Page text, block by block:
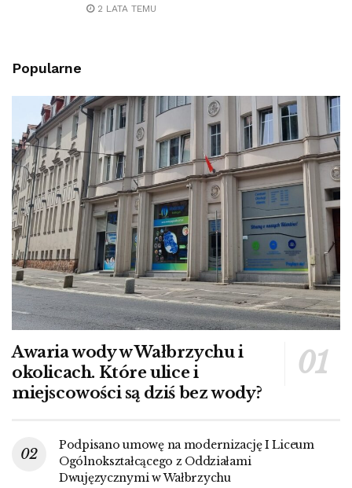
2 LATA TEMU
Popularne
Awaria wody w Wałbrzychu i
okolicach. Które ulice i
miejscowości są dziś bez wody?
Podpisano umowę na modernizację I Liceum
Ogólnokształcącego z Oddziałami
Dwujęzycznymi w Wałbrzychu